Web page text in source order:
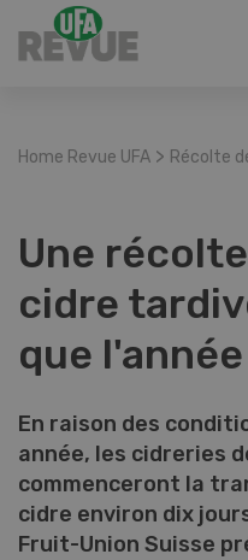
Home Revue UFA > Récolte
Une
cidre
que
En raison des
année, les cidreries
commenceront la
cidre environ dix
Fruit-Union Suisse